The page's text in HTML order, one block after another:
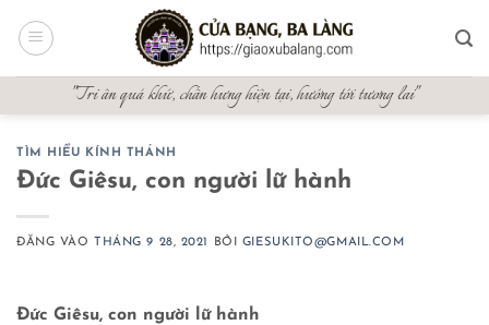
qua
"Tri ân quá khứ, chấn hưng hiện tại, hướng tới tương lai"
TÌM HIỂU KÍNH THÁNH
Đức Giêsu, con người lữ hành
ĐĂNG VÀO THÁNG 9 28, 2021 BỞI GIESUKITO@GMAIL.COM
Đức Giêsu, con người lữ hành